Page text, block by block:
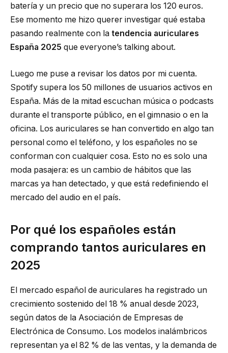
batería y un precio que no superara los 120 euros.
Ese momento me hizo querer investigar qué estaba
pasando realmente con la tendencia auriculares
España 2025 que everyone’s talking about.
Luego me puse a revisar los datos por mi cuenta.
Spotify supera los 50 millones de usuarios activos en
España. Más de la mitad escuchan música o podcasts
durante el transporte público, en el gimnasio o en la
oficina. Los auriculares se han convertido en algo tan
personal como el teléfono, y los españoles no se
conforman con cualquier cosa. Esto no es solo una
moda pasajera: es un cambio de hábitos que las
marcas ya han detectado, y que está redefiniendo el
mercado del audio en el país.
Por qué los españoles están
comprando tantos auriculares en
2025
El mercado español de auriculares ha registrado un
crecimiento sostenido del 18 % anual desde 2023,
según datos de la Asociación de Empresas de
Electrónica de Consumo. Los modelos inalámbricos
representan ya el 82 % de las ventas, y la demanda de